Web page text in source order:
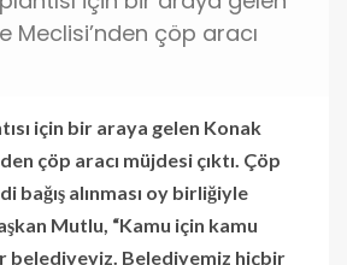
Meclisi’nden çöp aracı
için bir araya gelen Konak
çöp aracı müjdesi çıktı. Çöp
bağış alınması oy birliğiyle
Mutlu, “Kamu için kamu
belediyeyiz. Belediyemiz hiçbir